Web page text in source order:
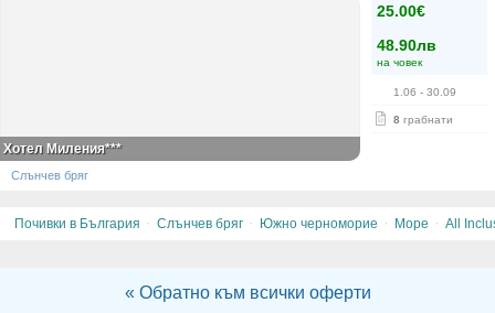
25.00€
48.90лв
на човек
1.06 - 30.09
8 грабнати
Хотел Миления***
Слънчев бряг
Почивки в България · Слънчев бряг · Южно черноморие · Море · All
« Обратно към всички оферти